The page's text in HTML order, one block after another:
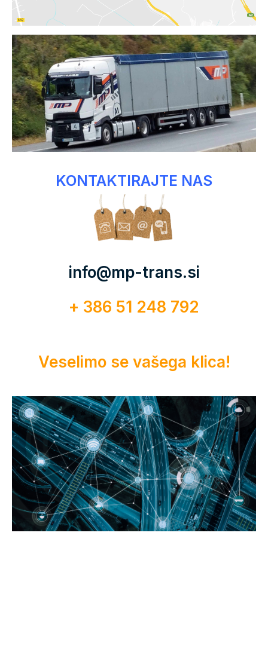
KONTAKTIRAJTE NAS
info@mp-trans.si
+ 386 51 248 792
Veselimo se vašega klica!